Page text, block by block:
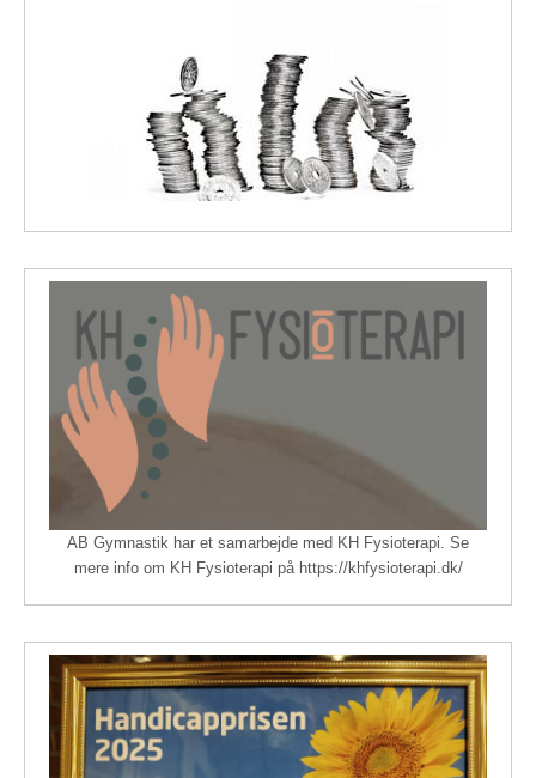
AB Gymnastik har et samarbejde med KH Fysioterapi. Se
mere info om KH Fysioterapi på https://khfysioterapi.dk/